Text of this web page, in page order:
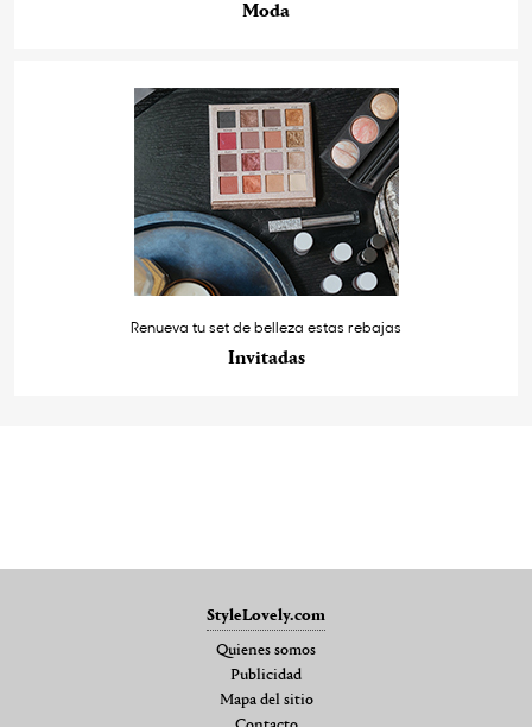
Moda
Renueva tu set de belleza estas rebajas
Invitadas
StyleLovely.com
Quienes somos
Publicidad
Mapa del sitio